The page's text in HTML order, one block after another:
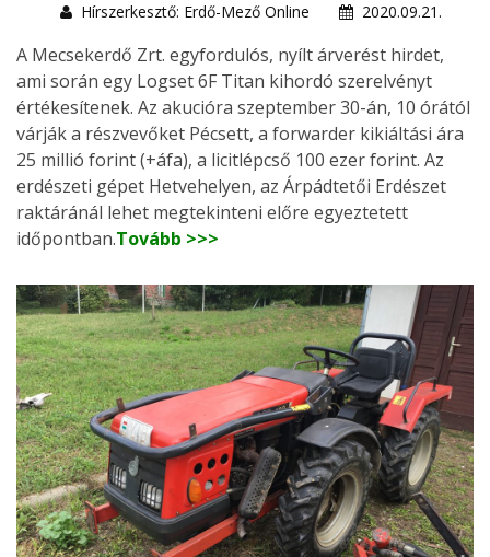
Hírszerkesztő: Erdő-Mező Online
2020.09.21.
A Mecsekerdő Zrt. egyfordulós, nyílt árverést hirdet,
ami során egy Logset 6F Titan kihordó szerelvényt
értékesítenek. Az akucióra szeptember 30-án, 10 órától
várják a részvevőket Pécsett, a forwarder kikiáltási ára
25 millió forint (+áfa), a licitlépcső 100 ezer forint. Az
erdészeti gépet Hetvehelyen, az Árpádtetői Erdészet
raktáránál lehet megtekinteni előre egyeztetett
időpontban.Tovább >>>